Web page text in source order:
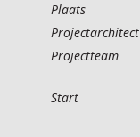
Plaats
Projectarchitect
Projectteam
Start